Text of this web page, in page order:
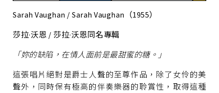
Sarah Vaughan / Sarah Vaughan（1955）
莎拉·沃恩 / 莎拉·沃恩同名專輯
「妳的缺陷，在情人面前是最甜蜜的糖。」
這張唱片絕對是爵士人聲的至尊作品，除了女伶的美
聲外，同時保有極高的伴奏樂器的聆賞性，取得這種